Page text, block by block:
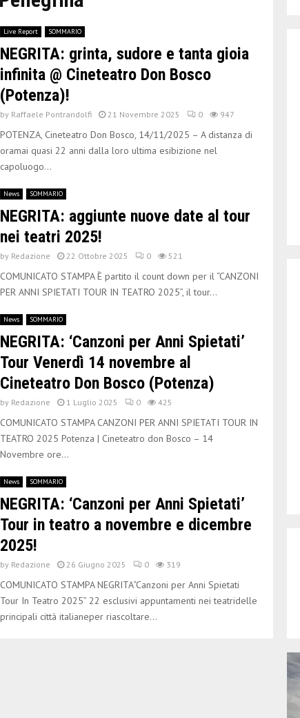
Live Report SOMMARIO
NEGRITA: grinta, sudore e tanta gioia
infinita @ Cineteatro Don Bosco
(Potenza)!
by Raffaele Pontrandolfi 21 Novembre 2025 0 947
POTENZA, Cineteatro Don Bosco, 14/11/2025 – A distanza di
oramai quasi 22 anni dalla loro ultima esibizione nel
capoluogo...
News SOMMARIO
NEGRITA: aggiunte nuove date al tour
nei teatri 2025!
by Redazione 22 Ottobre 2025 0 521
COMUNICATO STAMPA È partito il count down per il “CANZONI
PER ANNI SPIETATI TOUR IN TEATRO 2025”, il tour...
News SOMMARIO
NEGRITA: ‘Canzoni per Anni Spietati’
Tour Venerdì 14 novembre al
Cineteatro Don Bosco (Potenza)
by Redazione 1 Luglio 2025 0 425
COMUNICATO STAMPA CANZONI PER ANNI SPIETATI TOUR IN
TEATRO 2025 Potenza | Cineteatro don Bosco – 14
Novembre ore...
News SOMMARIO
NEGRITA: ‘Canzoni per Anni Spietati’
Tour in teatro a novembre e dicembre
2025!
by Redazione 26 Giugno 2025 0 319
COMUNICATO STAMPA NEGRITA“Canzoni per Anni Spietati
Tour In Teatro 2025” 22 esclusivi appuntamenti nei teatridelle
principali città italianeper riascoltare...